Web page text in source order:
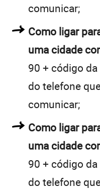
comunicar;
Como ligar
uma cidade
90 + código
do telefone
comunicar;
Como ligar
uma cidade
90 + código
do telefone